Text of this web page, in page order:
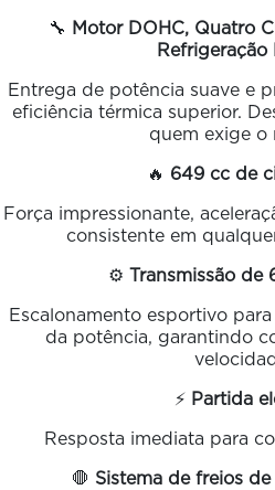
🔧 Motor DOHC, Quatro
Refrigeração
Entrega de potência suave e
eficiência térmica superior.
quem exige o
🔥 649 cc de
Força impressionante,
consistente em
⚙️ Transmissão de
Escalonamento esportivo
da potência, garantindo
⚡ Partida
Resposta imediata para
🛑 Sistema de freios